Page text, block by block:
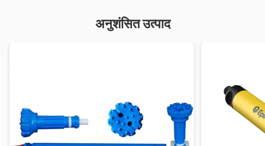
अनुशंसित उत्पाद